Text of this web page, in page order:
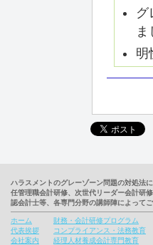
グ
ま
明
ハラスメントのグレーゾーン問題の対処法
任管理職会計研修、次世代リーダー会計研
認会計士等、各専門分野の講師陣によってご
ホーム
代表挨拶
会社案内
財務・会計研修プログラム
コンプライアンス・法務教育
経理人材養成会計専門教育